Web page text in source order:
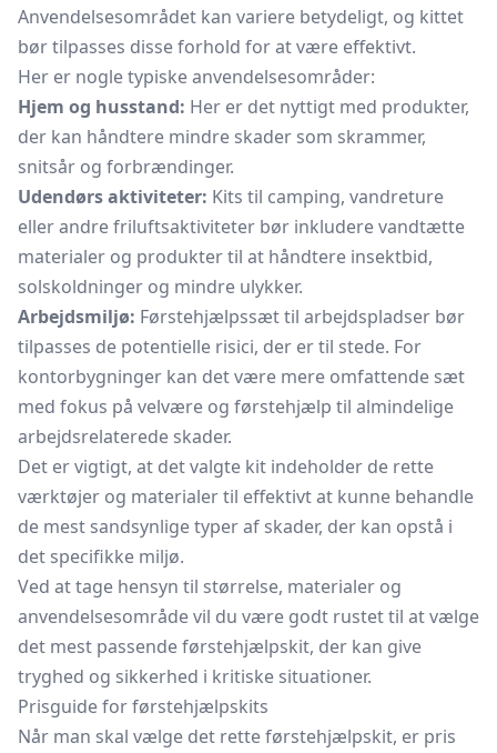
Anvendelsesområdet kan variere betydeligt, og kittet
bør tilpasses disse forhold for at være effektivt.
Her er nogle typiske anvendelsesområder:
Hjem og husstand: Her er det nyttigt med produkter,
der kan håndtere mindre skader som skrammer,
snitsår og forbrændinger.
Udendørs aktiviteter: Kits til camping, vandreture
eller andre friluftsaktiviteter bør inkludere vandtætte
materialer og produkter til at håndtere insektbid,
solskoldninger og mindre ulykker.
Arbejdsmiljø: Førstehjælpssæt til arbejdspladser bør
tilpasses de potentielle risici, der er til stede. For
kontorbygninger kan det være mere omfattende sæt
med fokus på velvære og førstehjælp til almindelige
arbejdsrelaterede skader.
Det er vigtigt, at det valgte kit indeholder de rette
værktøjer og materialer til effektivt at kunne behandle
de mest sandsynlige typer af skader, der kan opstå i
det specifikke miljø.
Ved at tage hensyn til størrelse, materialer og
anvendelsesområde vil du være godt rustet til at vælge
det mest passende førstehjælpskit, der kan give
tryghed og sikkerhed i kritiske situationer.
Prisguide for førstehjælpskits
Når man skal vælge det rette førstehjælpskit, er pris